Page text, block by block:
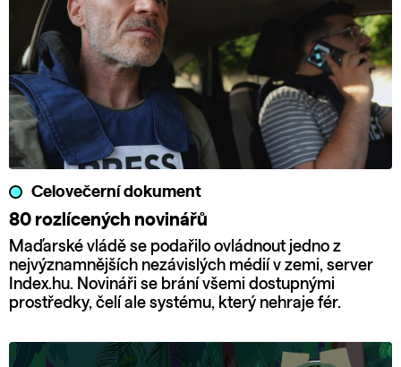
Celovečerní dokument
80 rozlícených novinářů
Maďarské vládě se podařilo ovládnout jedno z
nejvýznamnějších nezávislých médií v zemi, server
Index.hu. Novináři se brání všemi dostupnými
prostředky, čelí ale systému, který nehraje fér.